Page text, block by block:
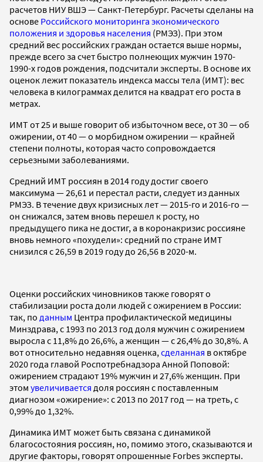
расчетов НИУ ВШЭ — Санкт-Петербург. Расчеты сделаны на
основе Российского мониторинга экономического
положения и здоровья населения (РМЭЗ). При этом
средний вес российских граждан остается выше нормы,
прежде всего за счет быстро полнеющих мужчин 1970-
1990-х годов рождения, подсчитали эксперты. В основе их
оценок лежит показатель индекса массы тела (ИМТ): вес
человека в килограммах делится на квадрат его роста в
метрах.
ИМТ от 25 и выше говорит об избыточном весе, от 30 — об
ожирении, от 40 — о морбидном ожирении — крайней
степени полноты, которая часто сопровождается
серьезными заболеваниями.
Средний ИМТ россиян в 2014 году достиг своего
максимума — 26,61 и перестал расти, следует из данных
РМЭЗ. В течение двух кризисных лет — 2015-го и 2016-го —
он снижался, затем вновь перешел к росту, но
предыдущего пика не достиг, а в коронакризис россияне
вновь немного «похудели»: средний по стране ИМТ
снизился с 26,59 в 2019 году до 26,56 в 2020-м.
Оценки российских чиновников также говорят о
стабилизации роста доли людей с ожирением в России:
так, по данным Центра профилактической медицины
Минздрава, с 1993 по 2013 год доля мужчин с ожирением
выросла с 11,8% до 26,6%, а женщин — с 26,4% до 30,8%. А
вот относительно недавняя оценка, сделанная в октябре
2020 года главой Роспотребнадзора Анной Поповой:
ожирением страдают 19% мужчин и 27,6% женщин. При
этом увеличивается доля россиян с поставленным
диагнозом «ожирение»: с 2013 по 2017 год — на треть, с
0,99% до 1,32%.
Динамика ИМТ может быть связана с динамикой
благосостояния россиян, но, помимо этого, сказываются и
другие факторы, говорят опрошенные Forbes эксперты.